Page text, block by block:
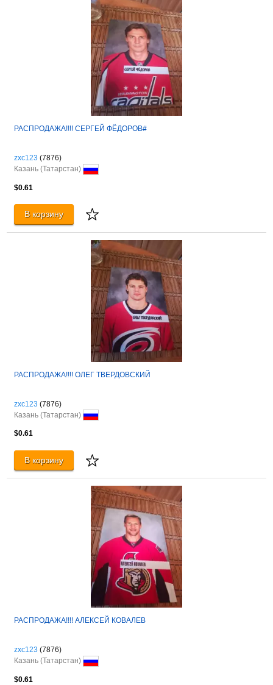
РАСПРОДАЖА!!!! СЕРГЕЙ ФЁДОРОВ#
zxc123 (7876)
Казань (Татарстан)
$0.61
В корзину
РАСПРОДАЖА!!!! ОЛЕГ ТВЕРДОВСКИЙ
zxc123 (7876)
Казань (Татарстан)
$0.61
В корзину
РАСПРОДАЖА!!!! АЛЕКСЕЙ КОВАЛЕВ
zxc123 (7876)
Казань (Татарстан)
$0.61